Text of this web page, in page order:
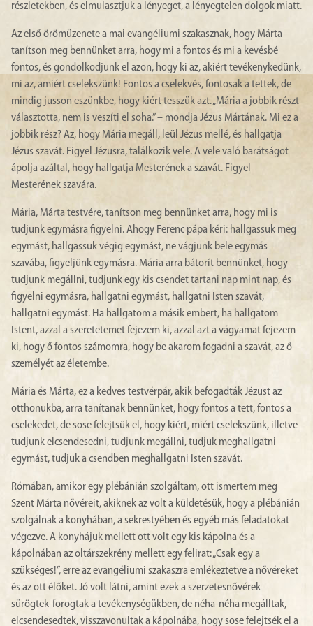
részletekben, és elmulasztjuk a lényeget, a lényegtelen dolgok miatt.
Az első örömüzenete a mai evangéliumi szakasznak, hogy Márta
tanítson meg bennünket arra, hogy mi a fontos és mi a kevésbé
fontos, és gondolkodjunk el azon, hogy ki az, akiért tevékenykedünk,
mi az, amiért cselekszünk! Fontos a cselekvés, fontosak a tettek, de
mindig jusson eszünkbe, hogy kiért tesszük azt. „Mária a jobbik részt
választotta, nem is veszíti el soha.” – mondja Jézus Mártának. Mi ez a
jobbik rész? Az, hogy Mária megáll, leül Jézus mellé, és hallgatja
Jézus szavát. Figyel Jézusra, találkozik vele. A vele való barátságot
ápolja azáltal, hogy hallgatja Mesterének a szavát. Figyel
Mesterének szavára.
Mária, Márta testvére, tanítson meg bennünket arra, hogy mi is
tudjunk egymásra figyelni. Ahogy Ferenc pápa kéri: hallgassuk meg
egymást, hallgassuk végig egymást, ne vágjunk bele egymás
szavába, figyeljünk egymásra. Mária arra bátorít bennünket, hogy
tudjunk megállni, tudjunk egy kis csendet tartani nap mint nap, és
figyelni egymásra, hallgatni egymást, hallgatni Isten szavát,
hallgatni egymást. Ha hallgatom a másik embert, ha hallgatom
Istent, azzal a szeretetemet fejezem ki, azzal azt a vágyamat fejezem
ki, hogy ő fontos számomra, hogy be akarom fogadni a szavát, az ő
személyét az életembe.
Mária és Márta, ez a kedves testvérpár, akik befogadták Jézust az
otthonukba, arra tanítanak bennünket, hogy fontos a tett, fontos a
cselekedet, de sose felejtsük el, hogy kiért, miért cselekszünk, illetve
tudjunk elcsendesedni, tudjunk megállni, tudjuk meghallgatni
egymást, tudjuk a csendben meghallgatni Isten szavát.
Rómában, amikor egy plébánián szolgáltam, ott ismertem meg
Szent Márta nővéreit, akiknek az volt a küldetésük, hogy a plébánián
szolgálnak a konyhában, a sekrestyében és egyéb más feladatokat
végezve. A konyhájuk mellett ott volt egy kis kápolna és a
kápolnában az oltárszekrény mellett egy felirat: „Csak egy a
szükséges!”, erre az evangéliumi szakaszra emlékeztetve a nővéreket
és az ott élőket. Jó volt látni, amint ezek a szerzetesnővérek
sürögtek-forogtak a tevékenységükben, de néha-néha megálltak,
elcsendesedtek, visszavonultak a kápolnába, hogy sose felejtsék el a